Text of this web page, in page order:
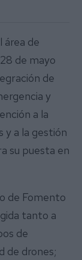
área de
de mayo
de
y
a la
y a la gestión
su puesta en
de Fomento
tanto a
de
de drones;